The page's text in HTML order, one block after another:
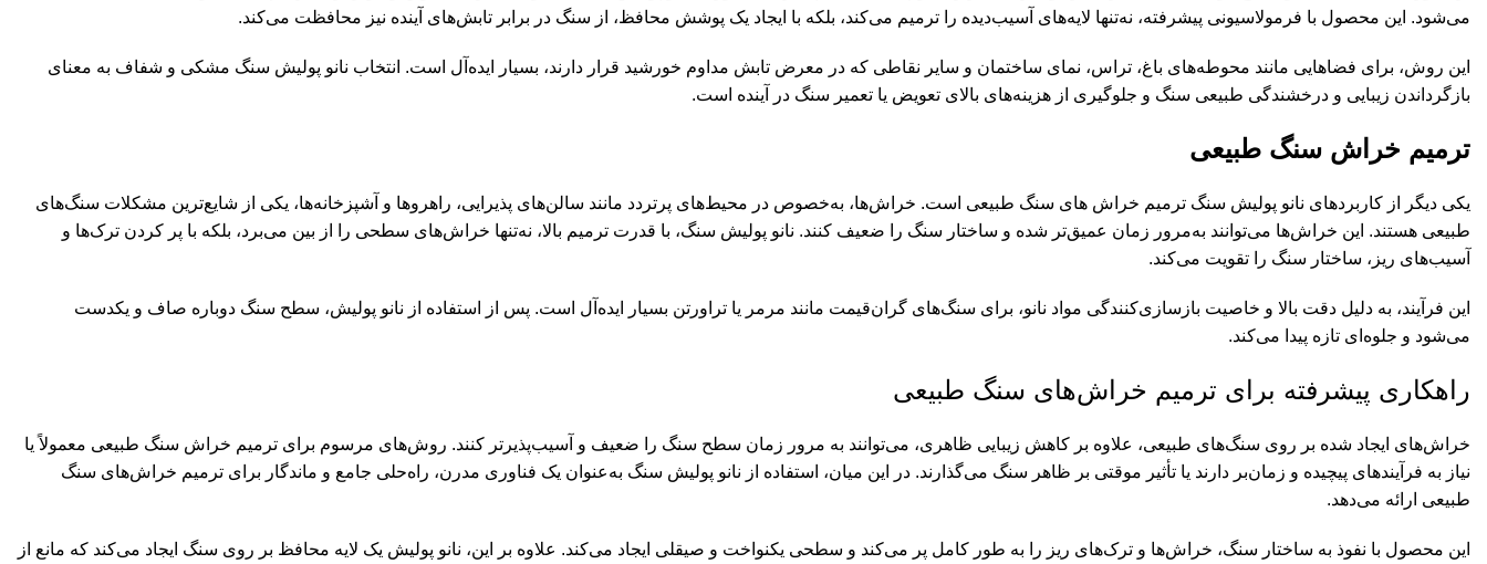
می‌شود. این محصول با فرمولاسیونی پیشرفته، نه‌تنها لایه‌های آسیب‌دیده را ترمیم می‌کند، بلکه با ایجاد یک پوشش محافظ، از سنگ در برابر تابش‌های آینده نیز محافظت می‌کند.
این روش، برای فضاهایی مانند محوطه‌های باغ، تراس، نمای ساختمان و سایر نقاطی که در معرض تابش مداوم خورشید قرار دارند، بسیار ایده‌آل است. انتخاب نانو پولیش سنگ مشکی و شفاف به معنای
بازگرداندن زیبایی و درخشندگی طبیعی سنگ و جلوگیری از هزینه‌های بالای تعویض یا تعمیر سنگ در آینده است.
ترمیم خراش سنگ طبیعی
یکی دیگر از کاربردهای نانو پولیش سنگ ترمیم خراش های سنگ طبیعی است. خراش‌ها، به‌خصوص در محیط‌های پرتردد مانند سالن‌های پذیرایی، راهروها و آشپزخانه‌ها، یکی از شایع‌ترین مشکلات سنگ‌های
طبیعی هستند. این خراش‌ها می‌توانند به‌مرور زمان عمیق‌تر شده و ساختار سنگ را ضعیف کنند. نانو پولیش سنگ، با قدرت ترمیم بالا، نه‌تنها خراش‌های سطحی را از بین می‌برد، بلکه با پر کردن ترک‌ها و
آسیب‌های ریز، ساختار سنگ را تقویت می‌کند.
این فرآیند، به دلیل دقت بالا و خاصیت بازسازی‌کنندگی مواد نانو، برای سنگ‌های گران‌قیمت مانند مرمر یا تراورتن بسیار ایده‌آل است. پس از استفاده از نانو پولیش، سطح سنگ دوباره صاف و یکدست
می‌شود و جلوه‌ای تازه پیدا می‌کند.
راهکاری پیشرفته برای ترمیم خراش‌های سنگ طبیعی
خراش‌های ایجاد شده بر روی سنگ‌های طبیعی، علاوه بر کاهش زیبایی ظاهری، می‌توانند به مرور زمان سطح سنگ را ضعیف و آسیب‌پذیرتر کنند. روش‌های مرسوم برای ترمیم خراش سنگ طبیعی معمولاً یا
نیاز به فرآیندهای پیچیده و زمان‌بر دارند یا تأثیر موقتی بر ظاهر سنگ می‌گذارند. در این میان، استفاده از نانو پولیش سنگ به‌عنوان یک فناوری مدرن، راه‌حلی جامع و ماندگار برای ترمیم خراش‌های سنگ
طبیعی ارائه می‌دهد.
این محصول با نفوذ به ساختار سنگ، خراش‌ها و ترک‌های ریز را به طور کامل پر می‌کند و سطحی یکنواخت و صیقلی ایجاد می‌کند. علاوه بر این، نانو پولیش یک لایه محافظ بر روی سنگ ایجاد می‌کند که مانع از